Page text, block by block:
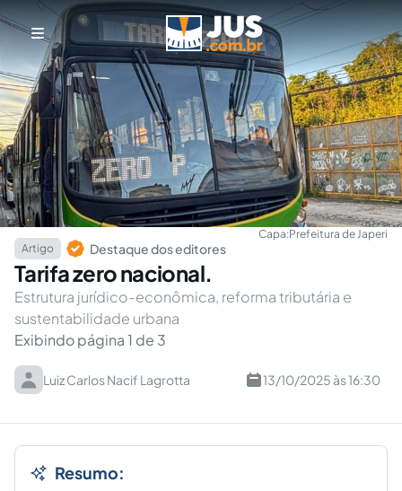
Capa:Prefeitura de Japeri
Artigo
Destaque dos editores
Tarifa zero nacional.
Estrutura jurídico-econômica, reforma tributária e
sustentabilidade urbana
Exibindo página 1 de 3
Luiz Carlos Nacif Lagrotta 13/10/2025 às 16:30
Resumo: